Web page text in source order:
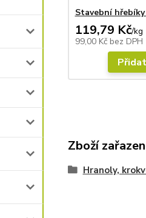
Stavební
119,79 Kč/kg
99,00 Kč bez DPH
Zboží
Hranoly,